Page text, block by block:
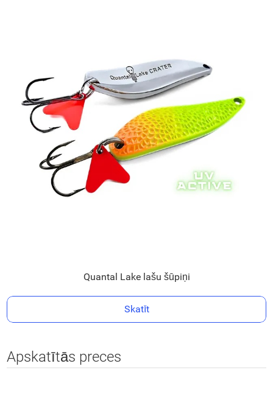
Quantal Lake lašu šūpiņi
Skatīt
Apskatītās preces